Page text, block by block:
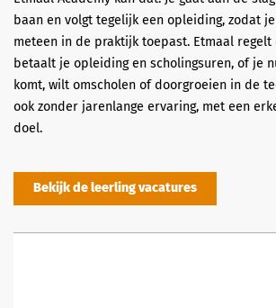
baan en volgt tegelijk een opleiding, zodat
meteen in de praktijk toepast. Etmaal
betaalt je opleiding en scholingsuren, of je
komt, wilt omscholen of doorgroeien in de
ook zonder jarenlange ervaring, met een
doel.
Bekijk de leerling vacatures